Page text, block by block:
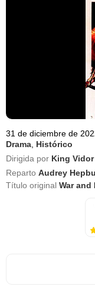
31 de diciembre de
Drama Histórico
Dirigida por King Vidor
Reparto Audrey
Título original War and